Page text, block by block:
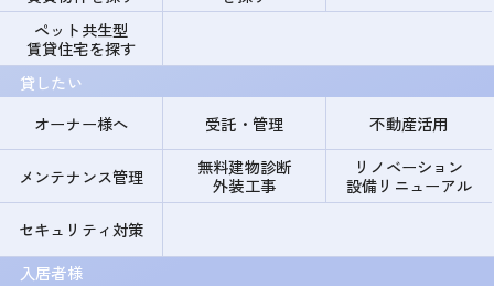
ペット共生型
賃貸住宅を探す
貸したい
オーナー様へ
受託・管理 不動産活用
メンテナンス管理
無料建物診断
外装工事
リノベーション
設備リニューアル
セキュリティ対策
入居者様